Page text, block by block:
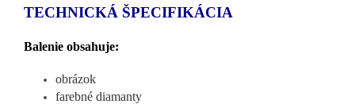
TECHNICKÁ ŠPECIFIKÁCIA
Balenie obsahuje:
obrázok
farebné diamanty